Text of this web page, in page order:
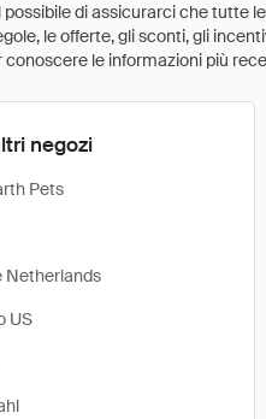
possibile di assicurarci che tutte
le offerte, gli sconti, gli
conoscere le informazioni più
negozi
Pets
Netherlands
US